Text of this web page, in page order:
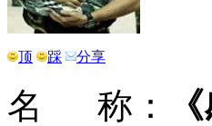
顶 踩 分享
名 称：